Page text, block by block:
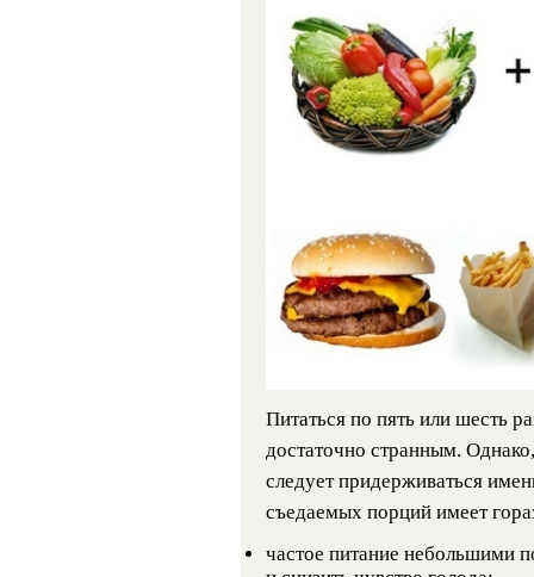
Питаться по пять или шесть
достаточно странным.
следует придерживаться
съедаемых порций имеет
частое питание небольшими